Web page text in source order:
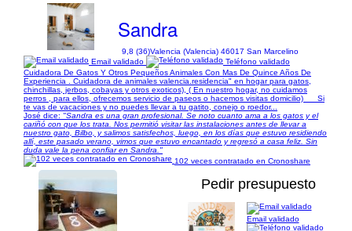
Sandra
9,8 (36)Valencia (Valencia) 46017 San Marcelino
Email validado
Teléfono validado
Cuidadora De Gatos Y Otros Pequeños Animales Con Mas De Quince Años De
Experiencia . Cuidadora de animales valencia.residencia" en hogar para gatos,
chinchillas, jerbos, cobayas y otros exoticos), ( En nuestro hogar, no cuidamos
perros , para ellos, ofrecemos servicio de paseos o hacemos visitas domicilio) __ Si
te vas de vacaciones y no puedes llevar a tu gatito, conejo o roedor...
José dice: "Sandra es una gran profesional. Se noto cuanto ama a los gatos y el
cariñó con que los trata. Nos permitió visitar las instalaciones antes de llevar a
nuestro gato, Bilbo, y salimos satisfechos, luego, en los días que estuvo residiendo
allí, este pasado verano, vimos que estuvo encantado y regresó a casa feliz. Sin
duda vale la pena confiar en Sandra."
102 veces contratado en Cronoshare
Pedir presupuesto
Email validado